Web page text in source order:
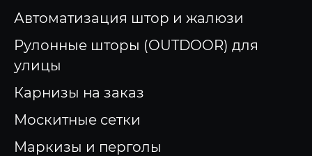
Автоматизация штор и жалюзи
Рулонные шторы (OUTDOOR) для
улицы
Карнизы на заказ
Москитные сетки
Маркизы и перголы